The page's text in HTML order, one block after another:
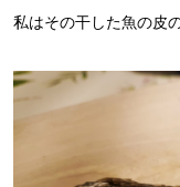
私はその干した魚の皮